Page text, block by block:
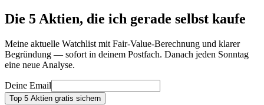
Die 5 Aktien, die ich gerade selbst kaufe
Meine aktuelle Watchlist mit Fair-Value-Berechnung und klarer
Begründung — sofort in deinem Postfach. Danach jeden Sonntag
eine neue Analyse.
Deine Email
Top 5 Aktien gratis sichern